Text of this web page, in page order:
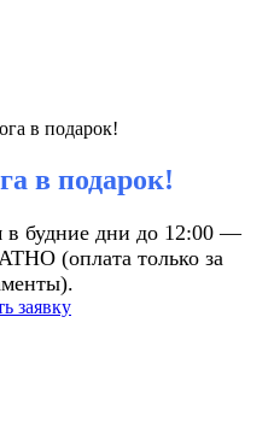
в подарок!
в будние дни до 12:00 —
(оплата только за
заявку